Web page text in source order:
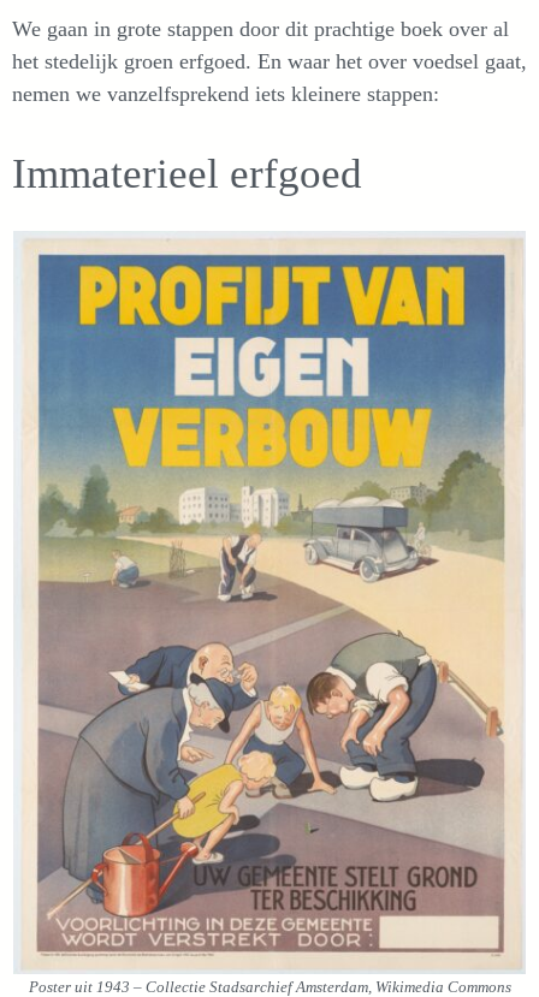
We gaan in grote stappen door dit prachtige boek over al
het stedelijk groen erfgoed. En waar het over voedsel gaat,
nemen we vanzelfsprekend iets kleinere stappen:
Immaterieel erfgoed
Poster uit 1943 – Collectie Stadsarchief Amsterdam, Wikimedia Commons